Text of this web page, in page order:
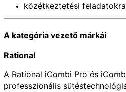
közétkeztetési feladatokra
A kategória vezető márkái
Rational
A Rational iCombi Pro és
professzionális